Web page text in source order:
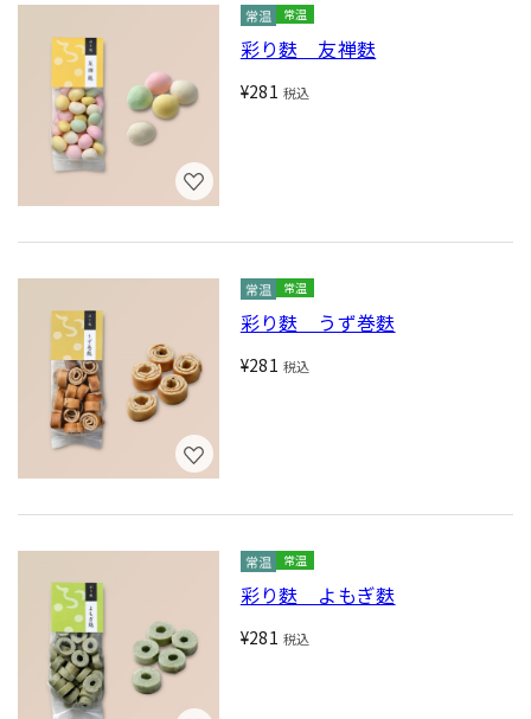
常温
彩り麩 友禅麩
¥281 税込
常温
彩り麩 うず巻麩
¥281 税込
常温
彩り麩 よもぎ麩
¥281 税込